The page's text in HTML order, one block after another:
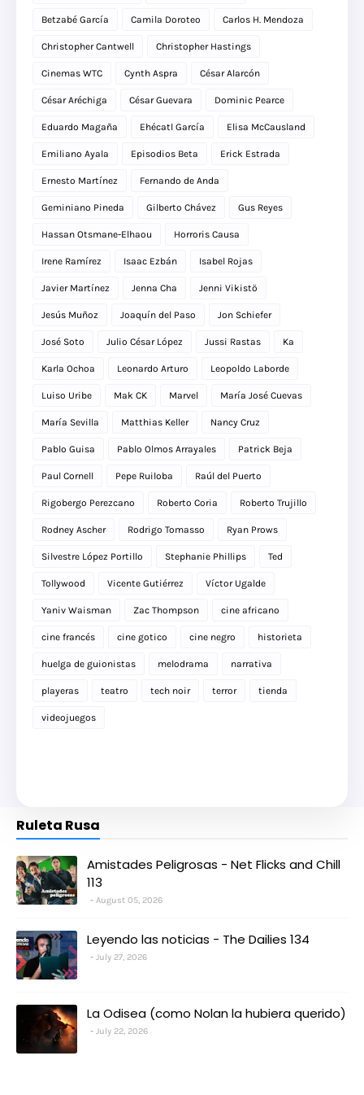
Betzabé García Camila Doroteo Carlos H. Mendoza
Christopher Cantwell Christopher Hastings
Cinemas WTC Cynth Aspra César Alarcón
César Aréchiga César Guevara Dominic Pearce
Eduardo Magaña Ehécatl García Elisa McCausland
Emiliano Ayala Episodios Beta Erick Estrada
Ernesto Martínez Fernando de Anda
Geminiano Pineda Gilberto Chávez Gus Reyes
Hassan Otsmane-Elhaou Horroris Causa
Irene Ramírez Isaac Ezbán Isabel Rojas
Javier Martínez Jenna Cha Jenni Vikistö
Jesús Muñoz Joaquín del Paso Jon Schiefer
José Soto Julio César López Jussi Rastas Ka
Karla Ochoa Leonardo Arturo Leopoldo Laborde
Luiso Uribe Mak CK Marvel María José Cuevas
María Sevilla Matthias Keller Nancy Cruz
Pablo Guisa Pablo Olmos Arrayales Patrick Beja
Paul Cornell Pepe Ruiloba Raúl del Puerto
Rigobergo Perezcano Roberto Coria Roberto Trujillo
Rodney Ascher Rodrigo Tomasso Ryan Prows
Silvestre López Portillo Stephanie Phillips Ted
Tollywood Vicente Gutiérrez Víctor Ugalde
Yaniv Waisman Zac Thompson cine africano
cine francés cine gotico cine negro historieta
huelga de guionistas melodrama narrativa
playeras teatro tech noir terror tienda
videojuegos
Ruleta Rusa
Amistades Peligrosas - Net Flicks and Chill
113
August 05, 2026
Leyendo las noticias - The Dailies 134
July 27, 2026
La Odisea (como Nolan la hubiera querido)
July 22, 2026